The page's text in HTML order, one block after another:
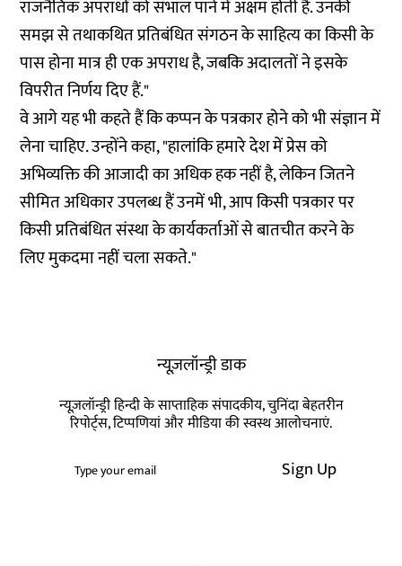
राजनैतिक अपराधों को संभाल पाने में अक्षम होती है. उनकी
समझ से तथाकथित प्रतिबंधित संगठन के साहित्य का किसी के
पास होना मात्र ही एक अपराध है, जबकि अदालतों ने इसके
विपरीत निर्णय दिए हैं."
वे आगे यह भी कहते हैं कि कप्पन के पत्रकार होने को भी संज्ञान में
लेना चाहिए. उन्होंने कहा, "हालांकि हमारे देश में प्रेस को
अभिव्यक्ति की आजादी का अधिक हक नहीं है, लेकिन जितने
सीमित अधिकार उपलब्ध हैं उनमें भी, आप किसी पत्रकार पर
किसी प्रतिबंधित संस्था के कार्यकर्ताओं से बातचीत करने के
लिए मुकदमा नहीं चला सकते."
न्यूज़लॉन्ड्री डाक
न्यूज़लॉन्ड्री हिन्दी के साप्ताहिक संपादकीय, चुनिंदा बेहतरीन
रिपोर्ट्स, टिप्पणियां और मीडिया की स्वस्थ आलोचनाएं.
Sign Up